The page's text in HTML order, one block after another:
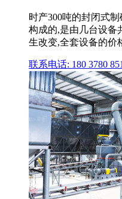
时产300吨的封闭式
构成的,是由几台设备
生改变,全套设备的价
联系电话: 180 3780